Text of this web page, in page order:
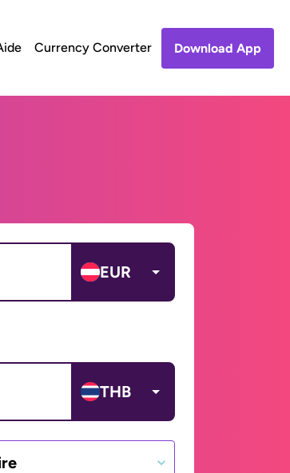
Currency Converter Download App
EUR
THB